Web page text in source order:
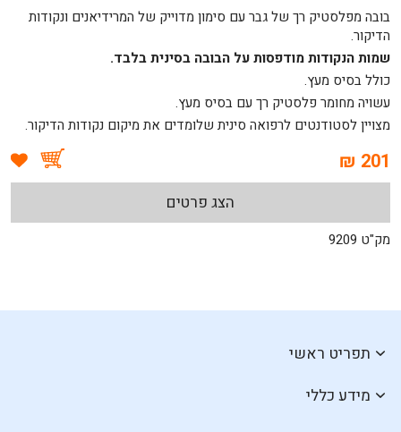
בובה מפלסטיק רך של גבר עם סימון מדוייק של המרידיאנים ונקודות
הדיקור.
שמות הנקודות מודפסות על הבובה בסינית בלבד.
כולל בסיס מעץ.
עשויה מחומר פלסטיק רך עם בסיס מעץ.
מצויין לסטודנטים לרפואה סינית שלומדים את מיקום נקודות הדיקור.
201 ₪
הצג פרטים
מק"ט 9209
תפריט ראשי
מידע כללי